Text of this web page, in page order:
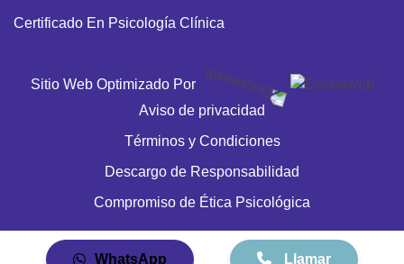
WhatsApp Llamar
Certificado En Psicología Clínica
Cita Con Psicólogo Deportivo
Clinicas De Psicología Cerca
Clinicas De Psicoterapia Cerca
Clínica De Psicología
Sitio Web Optimizado Por
Aviso de privacidad
Términos y Condiciones
Descargo de Responsabilidad
Compromiso de Ética Psicológica